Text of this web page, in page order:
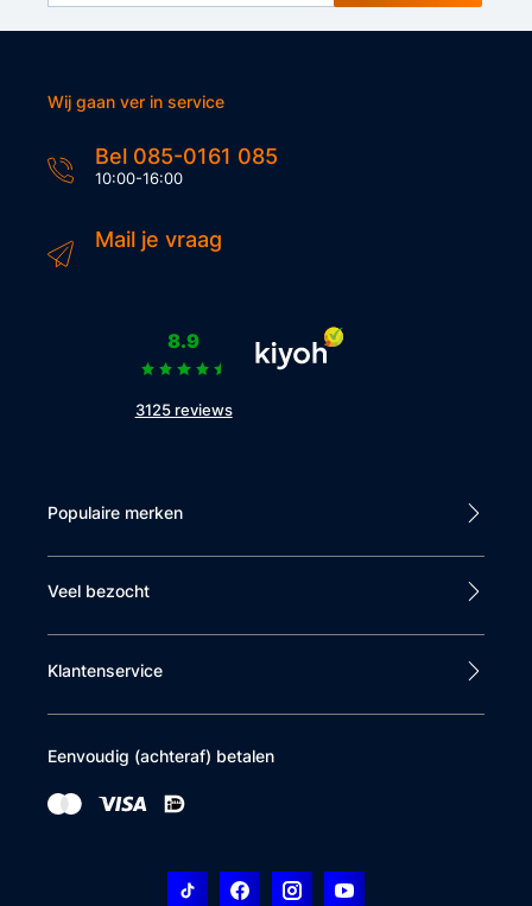
Wij gaan ver in service
Bel 085-0161 085
10:00-16:00
Mail je vraag
8.9
3125 reviews
Populaire merken
Veel bezocht
Klantenservice
Eenvoudig (achteraf) betalen